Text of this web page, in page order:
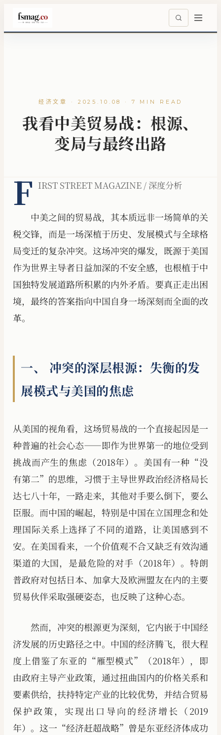
经济文章 · 2025.10.08 · 7 MIN READ
我看中美贸易战：根源、
变局与最终出路
F IRST STREET MAGAZINE / 深度分析
中美之间的贸易战，其本质远非一场简单的关
税交锋，而是一场深植于历史、发展模式与全球格
局变迁的复杂冲突。这场冲突的爆发，既源于美国
作为世界主导者日益加深的不安全感，也根植于中
国独特发展道路所积累的内外矛盾。要真正走出困
境，最终的答案指向中国自身一场深刻而全面的改
革。
一、 冲突的深层根源：失衡的发
展模式与美国的焦虑
从美国的视角看，这场贸易战的一个直接起因是一
种普遍的社会心态——即作为世界第一的地位受到
挑战而产生的焦虑（2018年）。美国有一种“没
有第二”的思维，习惯于主导世界政治经济格局长
达七八十年，一路走来，其他对手要么倒下，要么
臣服。而中国的崛起，特别是中国在立国理念和处
理国际关系上选择了不同的道路，让美国感到不
安。在美国看来，一个价值观不合又缺乏有效沟通
渠道的大国，是最危险的对手（2018年）。特朗
普政府对包括日本、加拿大及欧洲盟友在内的主要
贸易伙伴采取强硬姿态，也反映了这种心态。
然而，冲突的根源更为深刻，它内嵌于中国经
济发展的历史路径之中。中国的经济腾飞，很大程
度上借鉴了东亚的“雁型模式”（2018年），即
由政府主导产业政策，通过扭曲国内的价格关系和
要素供给，扶持特定产业的比较优势，并结合贸易
保护政策，实现出口导向的经济增长（2019
年）。这一“经济赶超战略”曾是东亚经济体成功